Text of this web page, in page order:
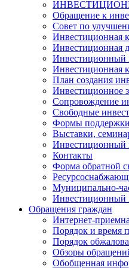
Обращение к
Совет по
Инвестиционная
Инвестиционная
Инвестиционный
Инвестиционная
План создания
Инвестиционное
Сопровождение
Свободные
Формы поддержки
Выставки,
Инвестиционный
Контакты
Форма обратной
Муниципально-
Инвестиционный
Обращения граждан
Интернет-
Порядок и время
Порядок
Обзоры
Обобщенная